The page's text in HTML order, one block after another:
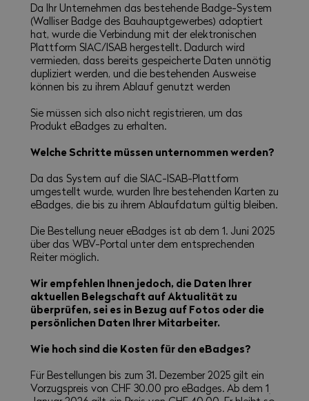
Da Ihr Unternehmen das bestehende Badge-System
(Walliser Badge des Bauhauptgewerbes) adoptiert
hat, wurde die Verbindung mit der elektronischen
Plattform SIAC/ISAB hergestellt. Dadurch wird
vermieden, dass bereits gespeicherte Daten unnötig
dupliziert werden, und die bestehenden Ausweise
können bis zu ihrem Ablauf genutzt werden
Sie müssen sich also nicht registrieren, um das
Produkt eBadges zu erhalten.
Welche Schritte müssen unternommen werden?
Da das System auf die SIAC-ISAB-Plattform
umgestellt wurde, wurden Ihre bestehenden Karten zu
eBadges, die bis zu ihrem Ablaufdatum gültig bleiben.
Die Bestellung neuer eBadges ist ab dem 1. Juni 2025
über das WBV-Portal unter dem entsprechenden
Reiter möglich.
Wir empfehlen Ihnen jedoch, die Daten Ihrer
aktuellen Belegschaft auf Aktualität zu
überprüfen, sei es in Bezug auf Fotos oder die
persönlichen Daten Ihrer Mitarbeiter.
Wie hoch sind die Kosten für den eBadges?
Für Bestellungen bis zum 31. Dezember 2025 gilt ein
Vorzugspreis von CHF 30.00 pro eBadges. Ab dem 1.